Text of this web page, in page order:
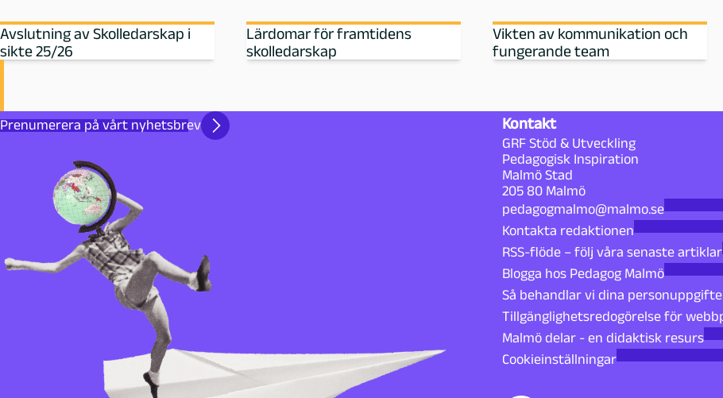
Avslutning av Skolledarskap i
sikte 25/26
Lärdomar för framtidens
skolledarskap
Vikten av kommunikation och
fungerande team
Prenumerera på vårt nyhetsbrev Kontakt
GRF Stöd & Utveckling
Pedagogisk Inspiration
Malmö Stad
205 80 Malmö
pedagogmalmo@malmo.se
Kontakta redaktionen
RSS-flöde – följ våra senaste artiklar
Blogga hos Pedagog Malmö
Så behandlar vi dina
Tillgänglighetsredogörelse för
Malmö delar - en didaktisk resurs
Cookieinställningar